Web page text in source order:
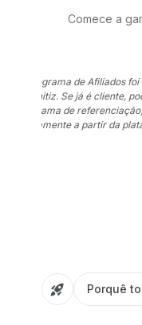
Comece a
O Programa de Afiliados
Amenitiz. Se já é cliente,
programa de
diretamente a partir da
Porquê